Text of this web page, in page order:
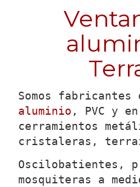
Somos fabricantes
aluminio , PVC y
cerramientos
cristaleras,
Oscilobatientes,
mosquiteras a